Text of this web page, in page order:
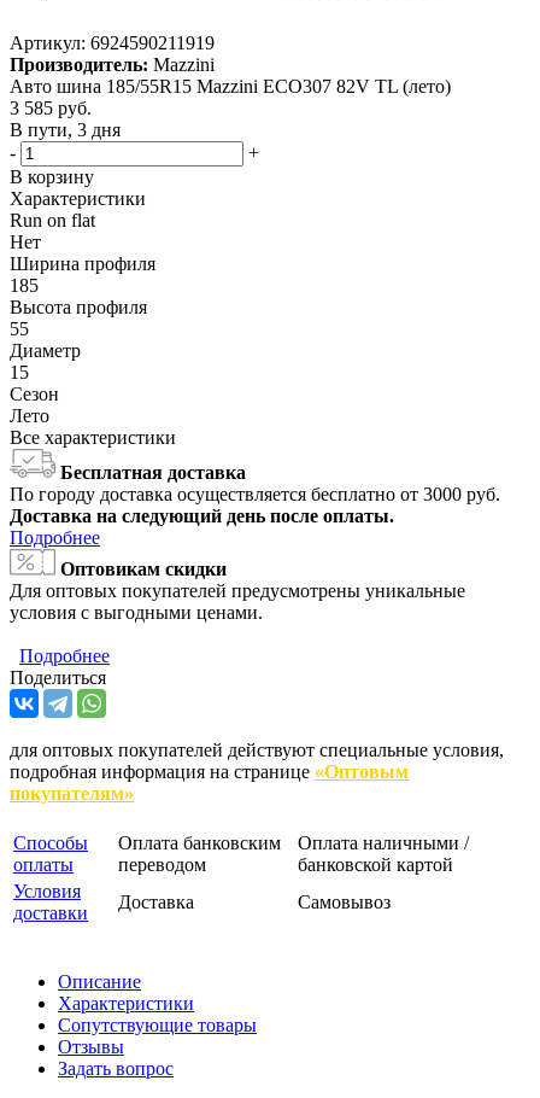
Артикул: 6924590211919
Производитель: Mazzini
Авто шина 185/55R15 Mazzini ECO307 82V TL (лето)
3 585 руб.
В пути, 3 дня
-
+
В корзину
Характеристики
Run on flat
Нет
Ширина профиля
185
Высота профиля
55
Диаметр
15
Сезон
Лето
Все характеристики
Бесплатная доставка
По городу доставка осуществляется бесплатно от 3000 руб.
Доставка на следующий день после оплаты.
Подробнее
Оптовикам скидки
Для оптовых покупателей предусмотрены уникальные
условия с выгодными ценами.
Подробнее
Поделиться
для оптовых покупателей действуют специальные условия,
подробная информация на странице «Оптовым
покупателям»
Способы
оплаты
Оплата банковским
переводом
Оплата наличными /
банковской картой
Условия
доставки
Доставка Самовывоз
Описание
Характеристики
Сопутствующие товары
Отзывы
Задать вопрос